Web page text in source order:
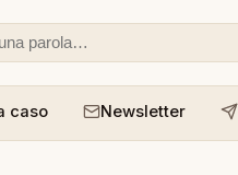
o un aforisma
caso Newsletter